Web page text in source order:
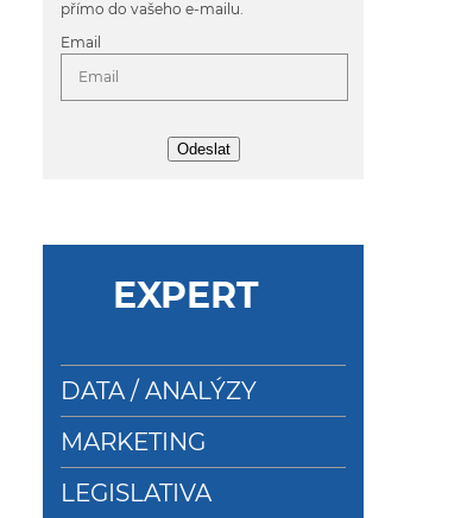
přímo do vašeho e-mailu.
Email
Odeslat
EXPERT
DATA / ANALÝZY
MARKETING
LEGISLATIVA